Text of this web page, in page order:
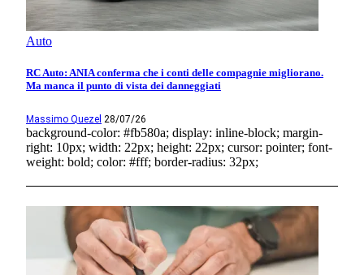
Auto
RC Auto: ANIA conferma che i conti delle compagnie migliorano.
Ma manca il punto di vista dei danneggiati
Massimo Quezel 28/07/26
background-color: #fb580a; display: inline-block; margin-
right: 10px; width: 22px; height: 22px; cursor: pointer; font-
weight: bold; color: #fff; border-radius: 32px;